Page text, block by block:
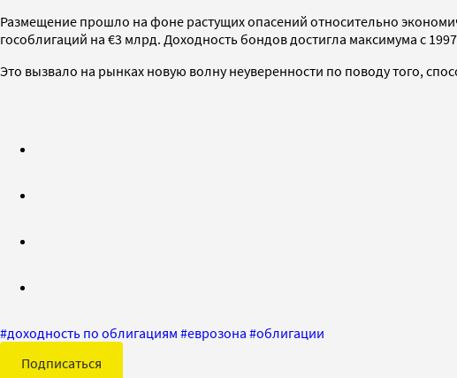
Размещение прошло на фоне растущих опасений относительно
гособлигаций на €3 млрд. Доходность бондов достигла максимума с
Это вызвало на рынках новую волну неуверенности по поводу того,
#доходность по облигациям #еврозона #облигации
Подписаться